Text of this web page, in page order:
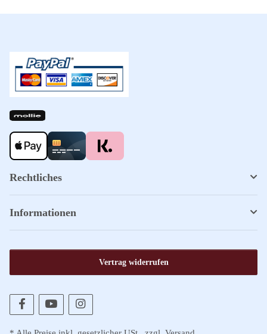
Rechtliches
Informationen
Vertrag widerrufen